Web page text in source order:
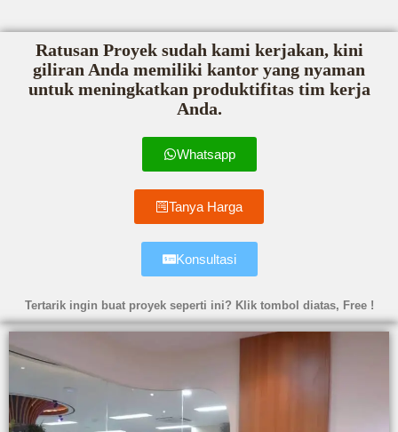
Ratusan Proyek sudah kami kerjakan, kini
giliran Anda memiliki kantor yang nyaman
untuk meningkatkan produktifitas tim kerja
Anda.
Whatsapp
Tanya Harga
Konsultasi
Tertarik ingin buat proyek seperti ini? Klik tombol diatas, Free !